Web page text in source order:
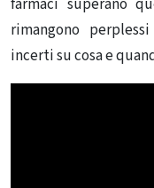
rimangono
incerti su cosa e